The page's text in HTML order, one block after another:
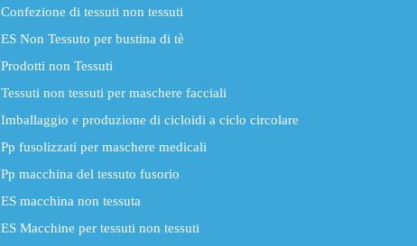
Confezione di tessuti non tessuti
ES Non Tessuto per bustina di tè
Prodotti non Tessuti
Tessuti non tessuti per maschere facciali
Imballaggio e produzione di cicloidi a ciclo circolare
Pp fusolizzati per maschere medicali
Pp macchina del tessuto fusorio
ES macchina non tessuta
ES Macchine per tessuti non tessuti